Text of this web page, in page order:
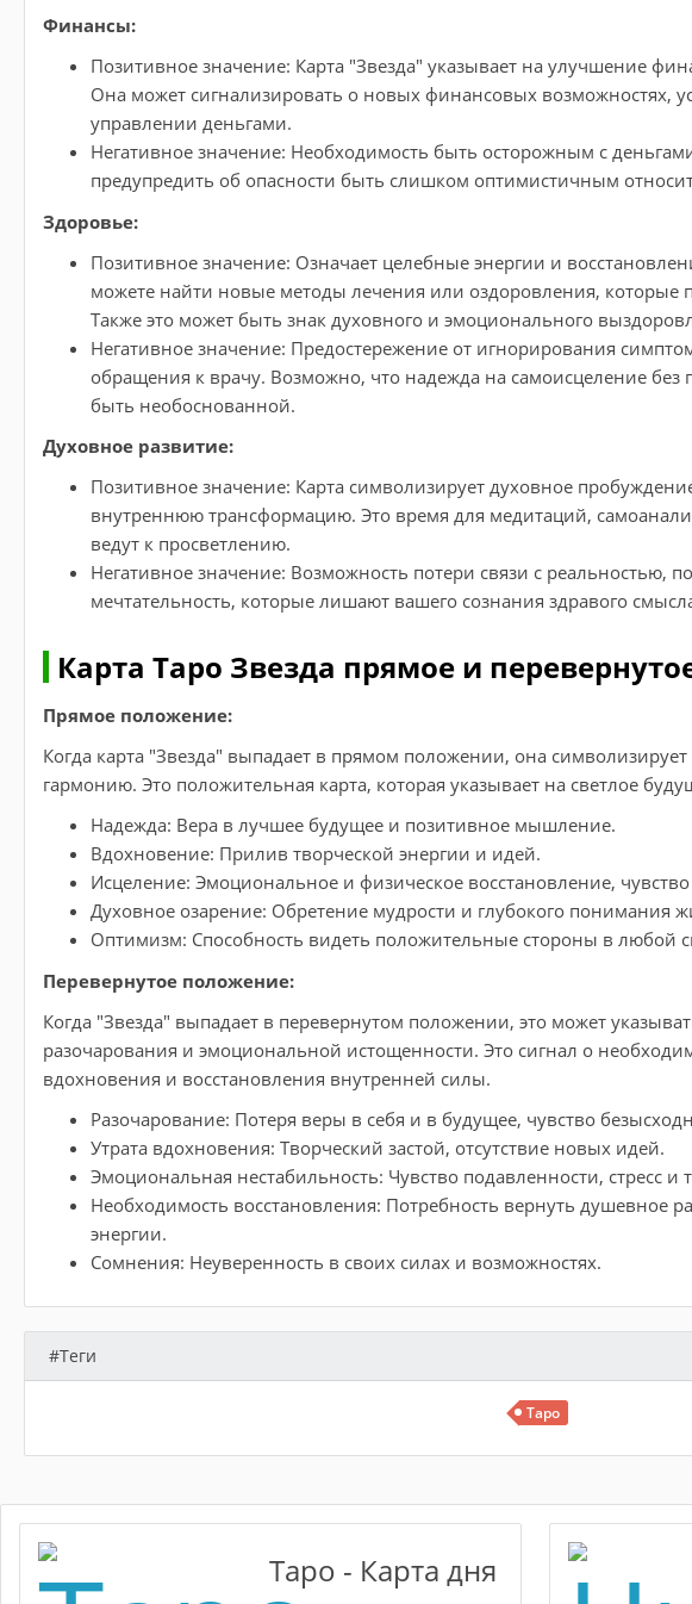
Финансы:
Позитивное значение: Карта "Звезда" указывает на улучшение
Она может сигнализировать о новых финансовых возможностях,
управлении деньгами.
Негативное значение: Необходимость быть осторожным с
предупредить об опасности быть слишком оптимистичным
Здоровье:
Позитивное значение: Означает целебные энергии и
можете найти новые методы лечения или оздоровления, которые
Также это может быть знак духовного и эмоционального
Негативное значение: Предостережение от игнорирования
обращения к врачу. Возможно, что надежда на самоисцеление
быть необоснованной.
Духовное развитие:
Позитивное значение: Карта символизирует духовное
внутреннюю трансформацию. Это время для медитаций,
ведут к просветлению.
Негативное значение: Возможность потери связи с реальностью,
мечтательность, которые лишают вашего сознания здравого
Карта Таро Звезда прямое и
Прямое положение:
Когда карта "Звезда" выпадает в прямом положении, она
гармонию. Это положительная карта, которая указывает на светлое
Надежда: Вера в лучшее будущее и позитивное мышление.
Вдохновение: Прилив творческой энергии и идей.
Исцеление: Эмоциональное и физическое восстановление,
Духовное озарение: Обретение мудрости и глубокого понимания
Оптимизм: Способность видеть положительные стороны в любой
Перевернутое положение:
Когда "Звезда" выпадает в перевернутом положении, это может
разочарования и эмоциональной истощенности. Это сигнал о
вдохновения и восстановления внутренней силы.
Разочарование: Потеря веры в себя и в будущее, чувство
Утрата вдохновения: Творческий застой, отсутствие новых идей.
Эмоциональная нестабильность: Чувство подавленности, стресс и
Необходимость восстановления: Потребность вернуть душевное
энергии.
Сомнения: Неуверенность в своих силах и возможностях.
#Теги
Таро
Таро - Карта дня